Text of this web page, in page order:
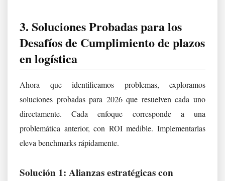
3. Soluciones Probadas para los
Desafíos de Cumplimiento de plazos
en logística
Ahora que identificamos problemas, exploramos
soluciones probadas para 2026 que resuelven cada uno
directamente. Cada enfoque corresponde a una
problemática anterior, con ROI medible. Implementarlas
eleva benchmarks rápidamente.
Solución 1: Alianzas estratégicas con